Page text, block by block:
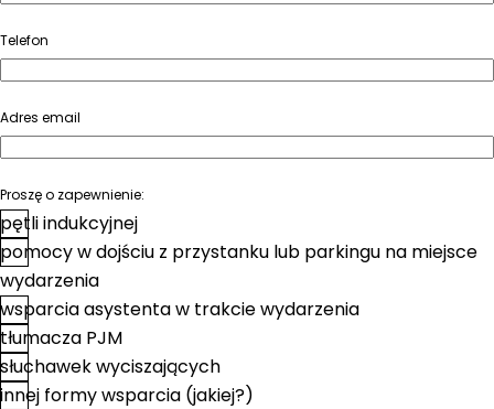
Telefon
Adres email
Proszę o zapewnienie:
pętli indukcyjnej
pomocy w dojściu z przystanku lub parkingu na miejsce
wydarzenia
wsparcia asystenta w trakcie wydarzenia
tłumacza PJM
słuchawek wyciszających
innej formy wsparcia (jakiej?)